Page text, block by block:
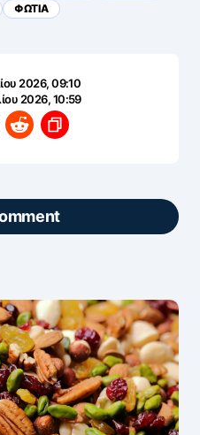
ΦΩΤΙΑ
2026, 09:10
2026, 10:59
— το σχόλιό σας
& Αγγλικά).
AI